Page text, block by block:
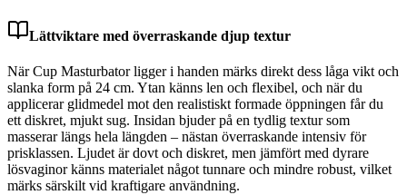
Lättviktare med överraskande djup textur
När Cup Masturbator ligger i handen märks direkt dess låga vikt och
slanka form på 24 cm. Ytan känns len och flexibel, och när du
applicerar glidmedel mot den realistiskt formade öppningen får du
ett diskret, mjukt sug. Insidan bjuder på en tydlig textur som
masserar längs hela längden – nästan överraskande intensiv för
prisklassen. Ljudet är dovt och diskret, men jämfört med dyrare
lösvaginor känns materialet något tunnare och mindre robust, vilket
märks särskilt vid kraftigare användning.